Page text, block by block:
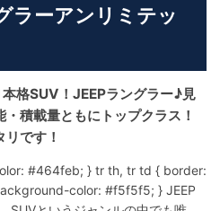
ALENZAキャンペーン対象車両が配
い） ※パンク等の事故
対象外となる可能性があります。
ラーアンリミテッ
格SUV！JEEPラングラー♪見
積載量ともにトップクラス！
です！